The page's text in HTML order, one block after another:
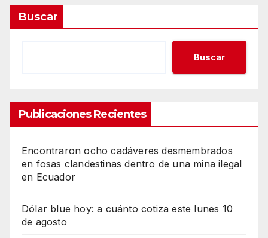
Buscar
Buscar
Publicaciones Recientes
Encontraron ocho cadáveres desmembrados
en fosas clandestinas dentro de una mina ilegal
en Ecuador
Dólar blue hoy: a cuánto cotiza este lunes 10
de agosto